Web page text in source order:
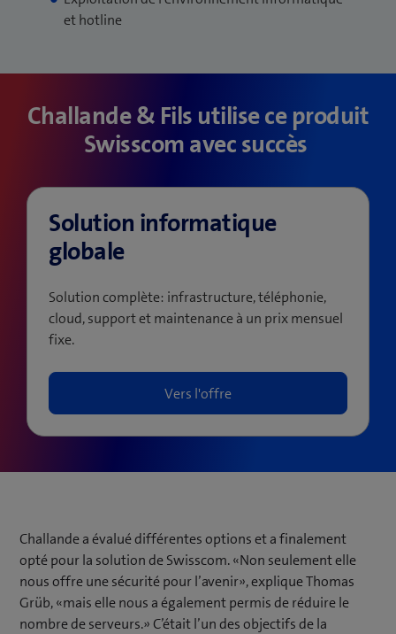
et hotline
Challande & Fils utilise ce produit
Swisscom avec succès
Solution informatique
globale
Solution complète: infrastructure, téléphonie,
cloud, support et maintenance à un prix mensuel
fixe.
Vers l'offre
Challande a évalué différentes options et a finalement
opté pour la solution de Swisscom. «Non seulement elle
nous offre une sécurité pour l’avenir», explique Thomas
Grüb, «mais elle nous a également permis de réduire le
nombre de serveurs.» C’était l’un des objectifs de la